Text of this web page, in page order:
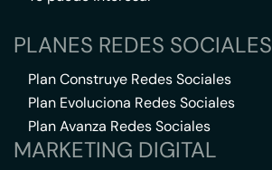
PLANES REDES SOCIALES
Plan Construye Redes Sociales
Plan Evoluciona Redes Sociales
Plan Avanza Redes Sociales
MARKETING DIGITAL